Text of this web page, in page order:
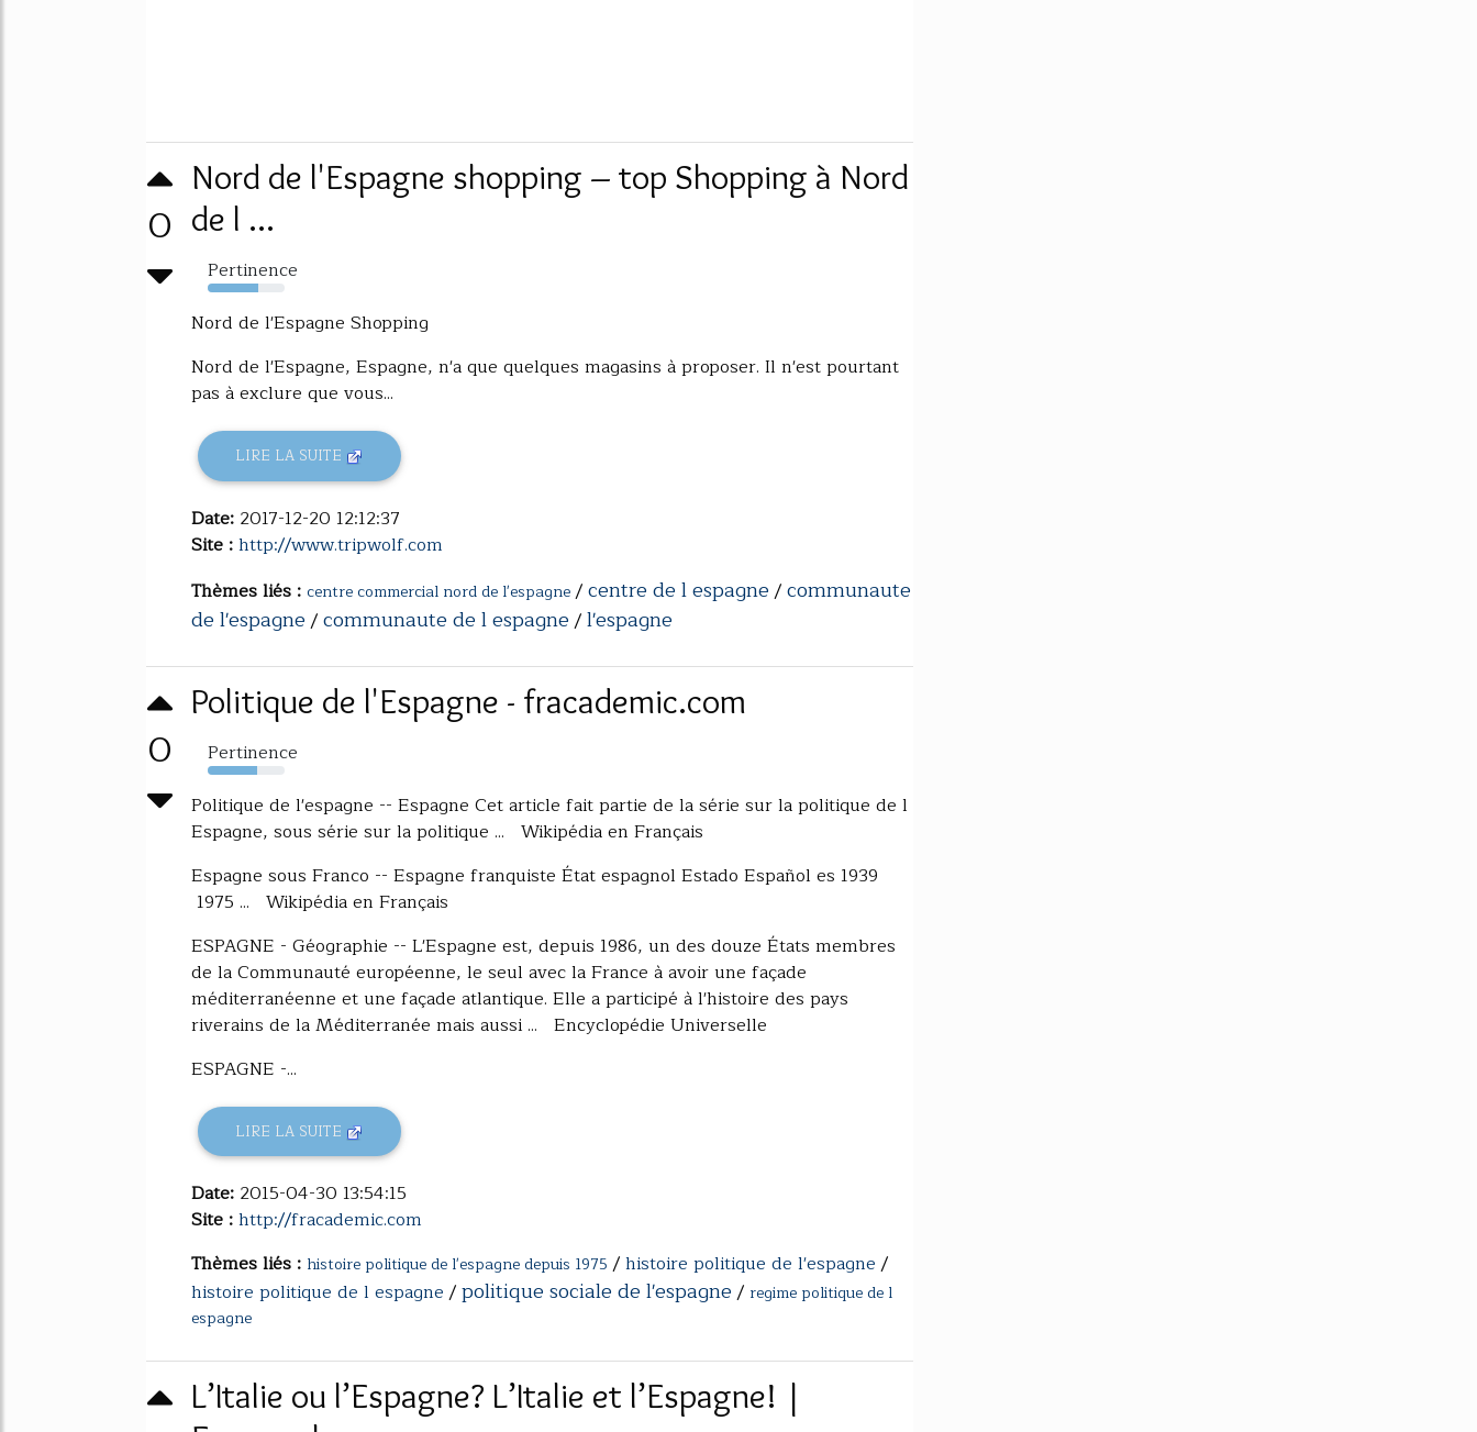
0
Nord de l'Espagne shopping – top Shopping à Nord
de l ...
Pertinence
66%
Nord de l'Espagne Shopping
Nord de l'Espagne, Espagne, n'a que quelques magasins à proposer. Il n'est pourtant
pas à exclure que vous...
LIRE LA SUITE
Date: 2017-12-20 12:12:37
Site :http://www.tripwolf.com
Thèmes liés : centre commercial nord de l'espagne/centre de l espagne/communaute
de l'espagne/communaute de l espagne/l'espagne
0
Politique de l'Espagne - fracademic.com
Pertinence
64%
Politique de l'espagne -- Espagne Cet article fait partie de la série sur la politique de l
Espagne, sous série sur la politique ... Wikipédia en Français
Espagne sous Franco -- Espagne franquiste État espagnol Estado Español es 1939
1975 ... Wikipédia en Français
ESPAGNE - Géographie -- L'Espagne est, depuis 1986, un des douze États membres
de la Communauté européenne, le seul avec la France à avoir une façade
méditerranéenne et une façade atlantique. Elle a participé à l'histoire des pays
riverains de la Méditerranée mais aussi ... Encyclopédie Universelle
ESPAGNE -...
LIRE LA SUITE
Date: 2015-04-30 13:54:15
Site :http://fracademic.com
Thèmes liés : histoire politique de l'espagne depuis 1975 /histoire politique de l'espagne/
histoire politique de l espagne/politique sociale de l'espagne/ regime politique de l
espagne
L’Italie ou l’Espagne? L’Italie et l’Espagne! |